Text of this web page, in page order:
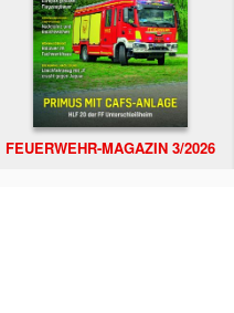
FEUERWEHR-MAGAZIN 3/2026